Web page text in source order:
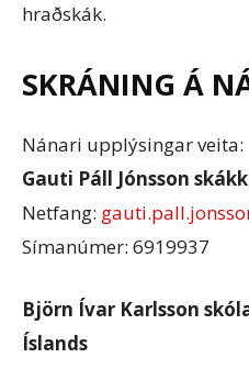
hraðskák.
SKRÁNING Á
Nánari upplýsingar veita:
Gauti Páll Jónsson
Netfang:
Símanúmer: 6919937
Björn Ívar Karlsson
Íslands